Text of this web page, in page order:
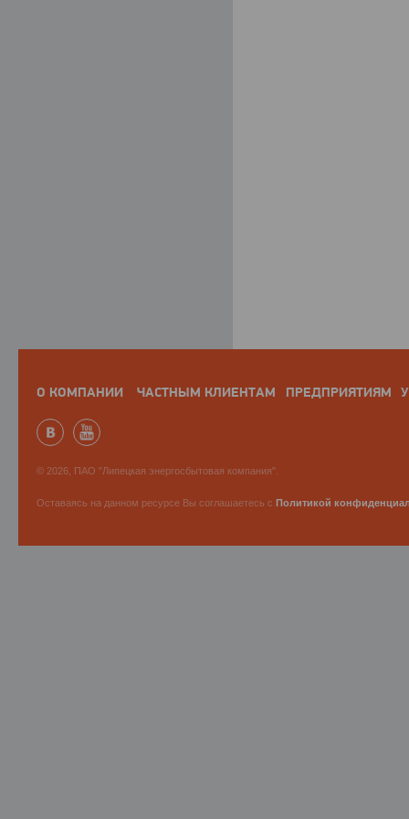
О КОМПАНИИ ЧАСТНЫМ КЛИЕНТАМ ПРЕДПРИЯТИЯМ
© 2026, ПАО "Липецкая энергосбытовая компания".
Оставаясь на данном ресурсе Вы соглашаетесь с Политикой